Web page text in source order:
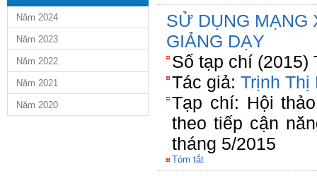
Năm 2024
Năm 2023
Năm 2022
Năm 2021
Năm 2020
SỬ DỤNG MẠNG
GIẢNG DẠY
Số tạp chí (2015)
Tác giả: Trịnh Thị
Tạp chí: Hội
theo tiếp cận
tháng 5/2015
Tóm tắt